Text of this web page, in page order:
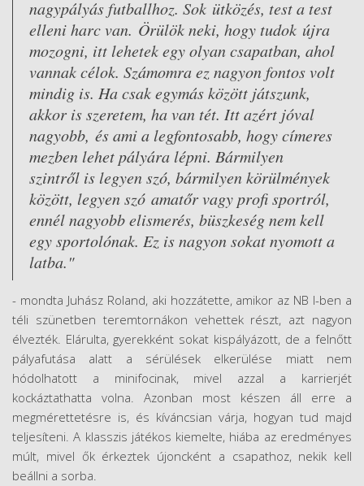
nagypályás futballhoz. Sok ütközés, test a test
elleni harc van. Örülök neki, hogy tudok újra
mozogni, itt lehetek egy olyan csapatban, ahol
vannak célok. Számomra ez nagyon fontos volt
mindig is. Ha csak egymás között játszunk,
akkor is szeretem, ha van tét. Itt azért jóval
nagyobb, és ami a legfontosabb, hogy címeres
mezben lehet pályára lépni. Bármilyen
szintről is legyen szó, bármilyen körülmények
között, legyen szó amatőr vagy profi sportról,
ennél nagyobb elismerés, büszkeség nem kell
egy sportolónak. Ez is nagyon sokat nyomott a
latba."
- mondta Juhász Roland, aki hozzátette, amikor az NB I-ben a
téli szünetben teremtornákon vehettek részt, azt nagyon
élvezték. Elárulta, gyerekként sokat kispályázott, de a felnőtt
pályafutása alatt a sérülések elkerülése miatt nem
hódolhatott a minifocinak, mivel azzal a karrierjét
kockáztathatta volna. Azonban most készen áll erre a
megmérettetésre is, és kíváncsian várja, hogyan tud majd
teljesíteni. A klasszis játékos kiemelte, hiába az eredményes
múlt, mivel ők érkeztek újoncként a csapathoz, nekik kell
beállni a sorba.